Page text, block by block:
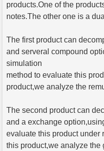
products.One of the
notes.The other one is a
The first product can
and serveral compound
simulation
method to evaluate this
product,we analyze the
The second product can
and a exchange
evaluate this product under
this product,we analyze the